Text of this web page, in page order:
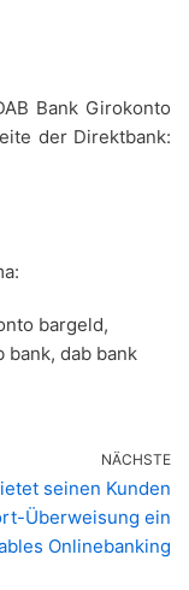
Bank Girokonto
der Direktbank:
bargeld,
bank, dab bank
NÄCHSTE
seinen Kunden
Überweisung ein
Onlinebanking